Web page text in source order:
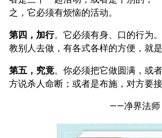
之，它必须有烦恼的活动。
第四，加行。它必须有身、口的行为
教别人去做，有各式各样的方便，就
第五，究竟。你必须把它做圆满，或
方说杀人命断；或者是布施，对方要接
——净界法师